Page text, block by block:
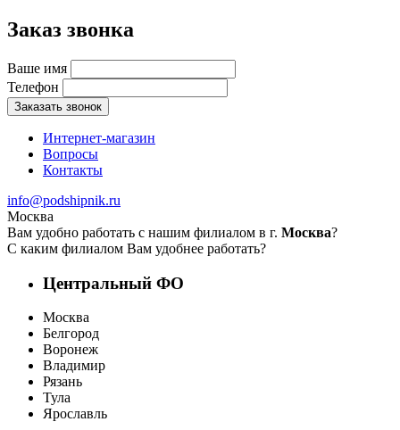
Заказ звонка
Ваше имя
Телефон
Заказать звонок
Интернет-магазин
Вопросы
Контакты
info@podshipnik.ru
Москва
Вам удобно работать с нашим филиалом в г. Москва?
С каким филиалом Вам удобнее работать?
Центральный ФО
Москва
Белгород
Воронеж
Владимир
Рязань
Тула
Ярославль